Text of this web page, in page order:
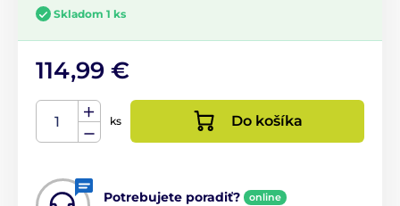
Skladom 1 ks
114,99 €
ks Do košíka
Potrebujete poradiť? online